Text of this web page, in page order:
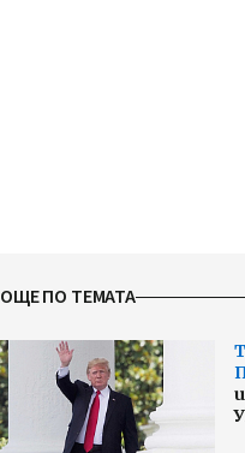
ОЩЕ ПО ТЕМАТА